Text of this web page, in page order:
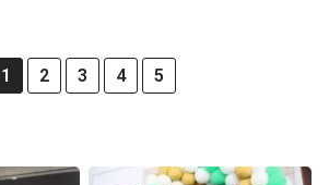
1 2 3 4 5